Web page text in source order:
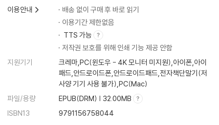
이용안내
배송 없이 구매 후 바로 읽기
이용기간 제한없음
TTS 가능
저작권 보호를 위해 인쇄 기능 제공 안함
지원기기
크레마,PC(윈도우 - 4K 모니터 미지원),아이폰,아이
패드,안드로이드폰,안드로이드패드,전자책단말기(저
사양 기기 사용 불가),PC(Mac)
파일/용량
EPUB(DRM) | 32.00MB
ISBN13
9791156758044